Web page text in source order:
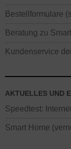
Bestellformulare
Beratung zu
Kundenservice
AKTUELLES UND
Speedtest:
Smart Home